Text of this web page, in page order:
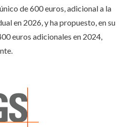
de 600 euros, adicional a la
en 2026, y ha propuesto, en su
euros adicionales en 2024,